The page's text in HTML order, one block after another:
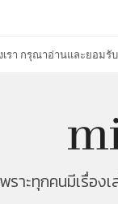
เรา กรุณาอ่านและยอมรับ
ราะทุกคนมีเรื่อง